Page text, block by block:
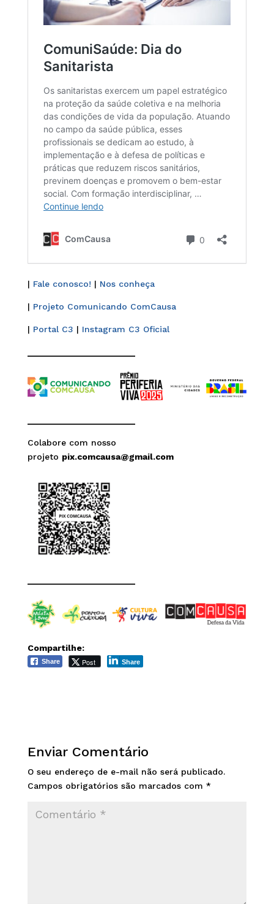
| Fale conosco! | Nos conheça
| Projeto Comunicando ComCausa
| Portal C3 | Instagram C3 Oficial
Colabore com nosso
projeto pix.comcausa@gmail.com
Compartilhe:
Share Post Share
Enviar Comentário
O seu endereço de e-mail não será publicado.
Campos obrigatórios são marcados com *